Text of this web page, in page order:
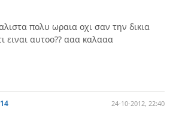
πολυ ωραια οχι σαν την δικια
ειναι αυτοο?? ααα καλααα
24-10-2012, 22:40